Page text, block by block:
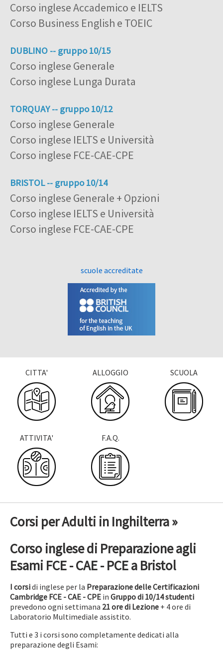
Corso inglese Accademico e IELTS
Corso Business English e TOEIC
DUBLINO -- gruppo 10/15
Corso inglese Generale
Corso inglese Lunga Durata
TORQUAY -- gruppo 10/12
Corso inglese Generale
Corso inglese IELTS e Università
Corso inglese FCE-CAE-CPE
BRISTOL -- gruppo 10/14
Corso inglese Generale + Opzioni
Corso inglese IELTS e Università
Corso inglese FCE-CAE-CPE
scuole accreditate
CITTA' ALLOGGIO SCUOLA
ATTIVITA' F.A.Q.
Corsi per Adulti in Inghilterra »
Corso inglese di Preparazione agli
Esami FCE - CAE - PCE a Bristol
I corsidi inglese per la Preparazione delle Certificazioni
Cambridge FCE - CAE - CPE in Gruppo di 10/14 studenti
prevedono ogni settimana 21 ore di Lezione + 4 ore di
Laboratorio Multimediale assistito.
Tutti e 3 i corsi sono completamente dedicati alla
preparazione degli Esami: